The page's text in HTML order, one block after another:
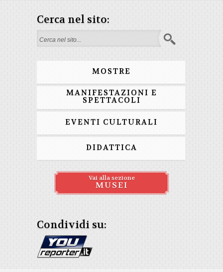
Cerca nel sito:
Search form
MOSTRE
MANIFESTAZIONI E
SPETTACOLI
EVENTI CULTURALI
DIDATTICA
Vai alla sezione
MUSEI
Condividi su: